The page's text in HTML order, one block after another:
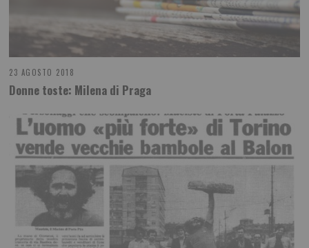
23 AGOSTO 2018
Donne toste: Milena di Praga